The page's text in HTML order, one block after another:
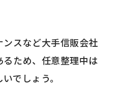
スなど大手信販会社
るため、任意整理中は
でしょう。